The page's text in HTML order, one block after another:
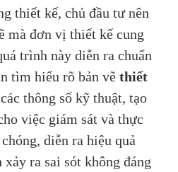
thiết kế, chủ đầu tư nên
mà đơn vị thiết kế cung
trình này diễn ra chuẩn
tìm hiểu rõ bản vẽthiết
thông số kỹ thuật, tạo
việc giám sát và thực
diễn ra hiệu quả
ra sai sót không đáng